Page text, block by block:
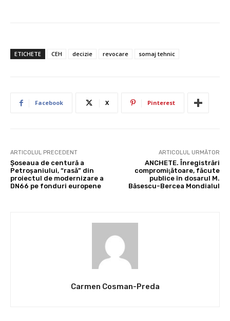
ETICHETE CEH decizie revocare somaj tehnic
Facebook X Pinterest
ARTICOLUL PRECEDENT
Şoseaua de centură a
Petroşaniului, “rasă” din
proiectul de modernizare a
DN66 pe fonduri europene
ARTICOLUL URMĂTOR
ANCHETE. Înregistrări
compromiţătoare, făcute
publice în dosarul M.
Băsescu-Bercea Mondialul
Carmen Cosman-Preda